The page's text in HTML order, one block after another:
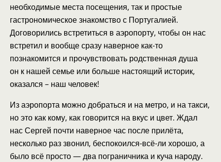
необходимые места посещения, так и простые
гастрономическое знакомство с Португалией.
Договорились встретиться в аэропорту, чтобы он нас
встретил и вообще сразу наверное как-то
познакомится и прочувствовать родственная душа
он к нашей семье или больше настоящий историк,
оказался – наш человек!
Из аэропорта можно добраться и на метро, и на такси,
но это как кому, как говорится на вкус и цвет. Ждал
нас Сергей почти наверное час после прилёта,
несколько раз звонил, беспокоился-всё-ли хорошо, а
было всё просто — два пограничника и куча народу.